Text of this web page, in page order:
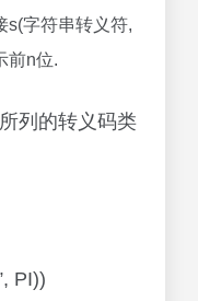
s(字符串转义符,
前n位.
列的转义码类
PI))